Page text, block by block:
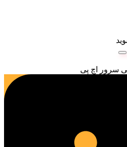
سرور اچ پی